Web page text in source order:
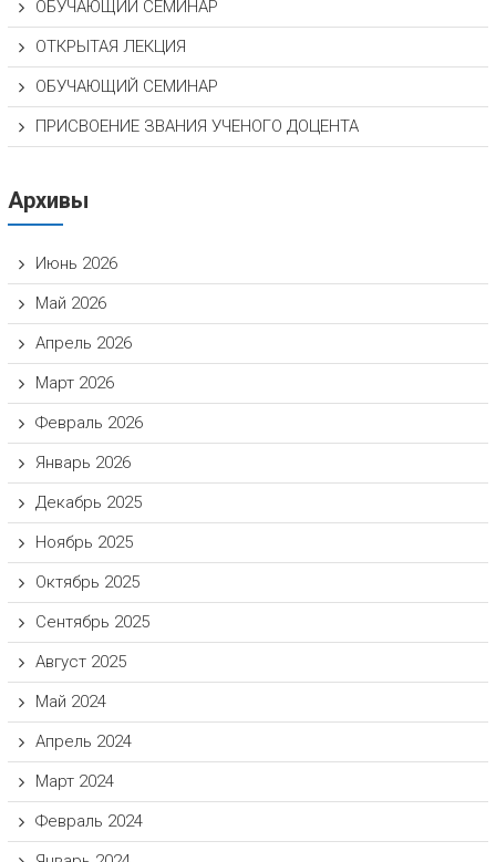
ОБУЧАЮЩИЙ СЕМИНАР
ОТКРЫТАЯ ЛЕКЦИЯ
ОБУЧАЮЩИЙ СЕМИНАР
ПРИСВОЕНИЕ ЗВАНИЯ УЧЕНОГО ДОЦЕНТА
Архивы
Июнь 2026
Май 2026
Апрель 2026
Март 2026
Февраль 2026
Январь 2026
Декабрь 2025
Ноябрь 2025
Октябрь 2025
Сентябрь 2025
Август 2025
Май 2024
Апрель 2024
Март 2024
Февраль 2024